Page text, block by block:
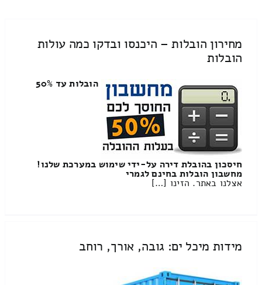
מחירון הובלות – היכנסו ובדקו כמה עולות
הובלות
הובלות עד 50%
חיסכון בהובלת דירה על-ידי שימוש במערכת שלנו!
מחשבון הובלות בחינם לגמרי
אצלנו באתר. הזינו […]
מידות מיכל ים: גובה, אורך, רוחב